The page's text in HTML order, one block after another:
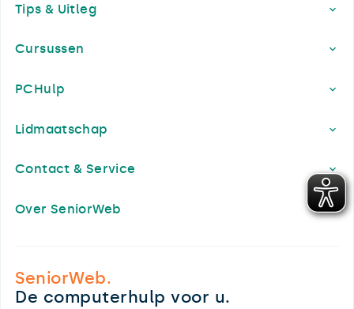
Tips & Uitleg
Cursussen
PCHulp
Lidmaatschap
Contact & Service
Over SeniorWeb
SeniorWeb.
De computerhulp voor u.